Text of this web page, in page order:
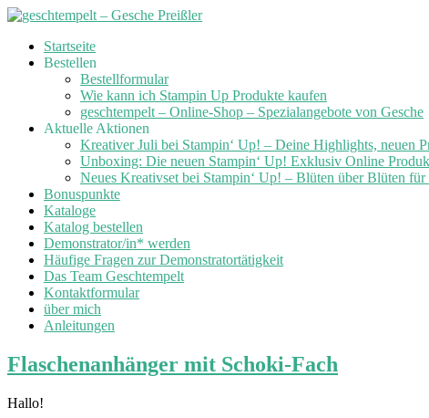
Skip
Startseite
Bestellen
Bestellformular
Wie kann ich Stampin Up Produkte kaufen
geschtempelt – Online-Shop – Spezialangebote von Gesche
Aktuelle Aktionen
Kreativer Juli bei Stampin‘ Up! – Deine Highlights, neuen
Unboxing: Die neuen Stampin‘ Up! Exklusiv Online
Neues Kreativset bei Stampin‘ Up! – Blüten über Blüten
Bonuspunkte
Kataloge
Katalog bestellen
Demonstrator/in* werden
Häufige Fragen zur Demonstratortätigkeit
Das Team Geschtempelt
Kontaktformular
über mich
Anleitungen
Flaschenanhänger mit Schoki-Fach
Hallo!